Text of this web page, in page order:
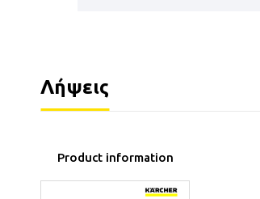
Λήψεις
Product information